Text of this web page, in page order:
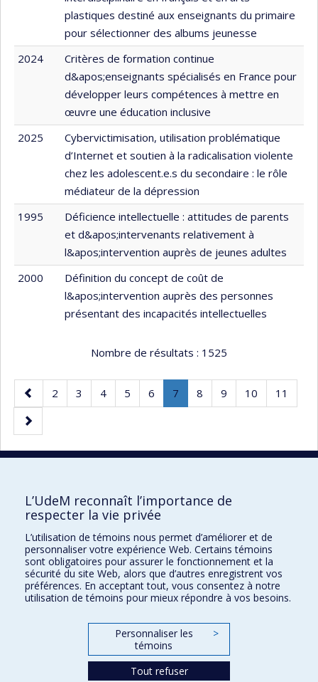
plastiques destiné aux enseignants du primaire
pour sélectionner des albums jeunesse
2024
Critères de formation continue
d&apos;enseignants spécialisés en France pour
développer leurs compétences à mettre en
œuvre une éducation inclusive
2025
Cybervictimisation, utilisation problématique
d’Internet et soutien à la radicalisation violente
chez les adolescent.e.s du secondaire : le rôle
médiateur de la dépression
1995
Déficience intellectuelle : attitudes de parents
et d&apos;intervenants relativement à
l&apos;intervention auprès de jeunes adultes
2000
Définition du concept de coût de
l&apos;intervention auprès des personnes
présentant des incapacités intellectuelles
Nombre de résultats : 1525
Page
précédente
Page
2 Page
3 Page
4 Page
5 Page
6 Page
7
Page
Page
8 Page
9 Page
10 Page
11
Page
suivante
Faculté des sciences de l'éducation
Pavillon Marie-Victorin
90, avenue Vincent-d'Indy
Montréal (Québec) H2V 2S9
L’UdeM reconnaît l’importance de
respecter la vie privée
L’utilisation de témoins nous permet d’améliorer et de
personnaliser votre expérience Web. Certains témoins
sont obligatoires pour assurer le fonctionnement et la
sécurité du site Web, alors que d’autres enregistrent vos
préférences. En acceptant tout, vous consentez à notre
utilisation de témoins pour mieux répondre à vos besoins.
Personnaliser les
témoins
>
Tout refuser